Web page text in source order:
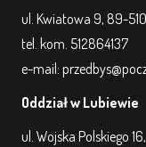
ul. Kwiatowa 9, 89-
tel. kom. 512864137
e-mail:
Oddział w Lubiewie
ul. Wojska Polskiego